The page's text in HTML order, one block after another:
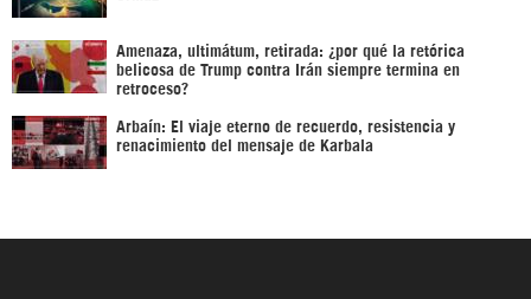
Amenaza, ultimátum, retirada: ¿por qué la retórica
belicosa de Trump contra Irán siempre termina en
retroceso?
Arbaín: El viaje eterno de recuerdo, resistencia y
renacimiento del mensaje de Karbala